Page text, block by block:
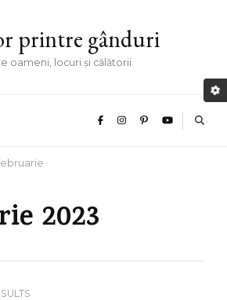
printre gânduri
oameni, locuri și călătorii
2023